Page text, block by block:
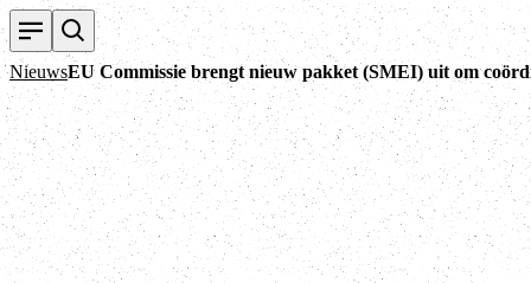
NieuwsEU Commissie brengt nieuw pakket (SMEI) uit om